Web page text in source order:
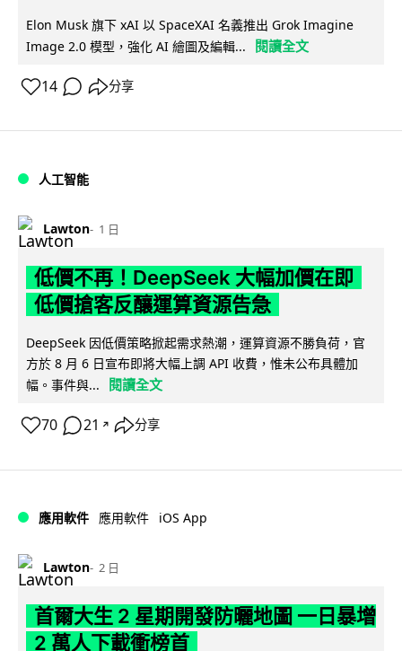
Elon Musk 旗下 xAI 以 SpaceXAI 名義推出 Grok Imagine
Image 2.0 模型，強化 AI 繪圖及編輯...
閱讀全文
14 分享
人工智能
Lawton 1 日
低價不再！DeepSeek 大幅加價在即
低價搶客反釀運算資源告急
DeepSeek 因低價策略掀起需求熱潮，運算資源不勝負荷，官
方於 8 月 6 日宣布即將大幅上調 API 收費，惟未公布具體加
幅。事件與...
閱讀全文
70 21 ↗ 分享
應用軟件 應用軟件 iOS App
Lawton 2 日
首爾大生 2 星期開發防曬地圖 一日暴增
2 萬人下載衝榜首